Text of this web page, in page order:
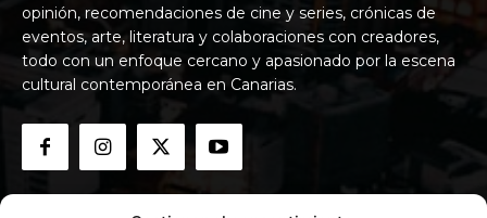
opinión, recomendaciones de cine y series, crónicas de
eventos, arte, literatura y colaboraciones con creadores,
todo con un enfoque cercano y apasionado por la escena
cultural contemporánea en Canarias.